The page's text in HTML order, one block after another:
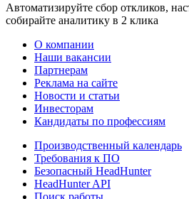
Автоматизируйте сбор откликов,
собирайте аналитику в 2 клика
О компании
Наши вакансии
Партнерам
Реклама на сайте
Новости и статьи
Инвесторам
Кандидаты по профессиям
Производственный календарь
Требования к ПО
Безопасный HeadHunter
HeadHunter API
Поиск работы